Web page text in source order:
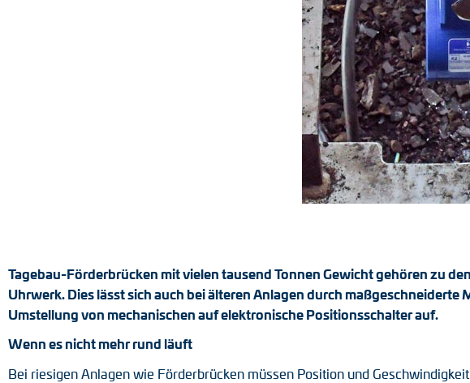
Positionsschalter
Tacho-Generatoren
Tagebau-Förderbrücken mit vielen tausend Tonnen Gewicht gehören zu
Uhrwerk. Dies lässt sich auch bei älteren Anlagen durch
Umstellung von mechanischen auf elektronische Positionsschalter auf.
Wenn es nicht mehr rund läuft
Bei riesigen Anlagen wie Förderbrücken müssen Position und